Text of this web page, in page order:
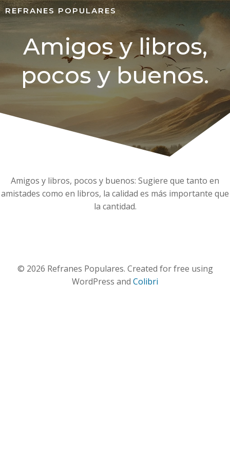
REFRANES POPULARES
Amigos y libros,
pocos y buenos.
Amigos y libros, pocos y buenos: Sugiere que tanto en
amistades como en libros, la calidad es más importante que
la cantidad.
© 2026 Refranes Populares. Created for free using
WordPress and Colibri